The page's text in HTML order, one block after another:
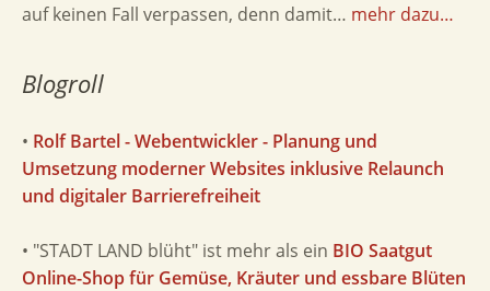
auf keinen Fall verpassen, denn damit… mehr dazu…
Blogroll
• Rolf Bartel - Webentwickler - Planung und
Umsetzung moderner Websites inklusive Relaunch
und digitaler Barrierefreiheit
• "STADT LAND blüht" ist mehr als ein BIO Saatgut
Online-Shop für Gemüse, Kräuter und essbare Blüten